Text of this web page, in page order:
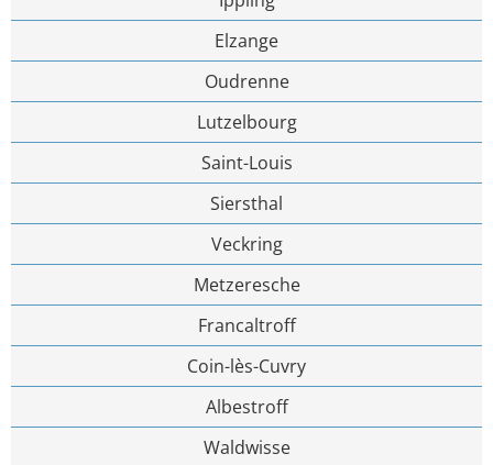
Elzange
Oudrenne
Lutzelbourg
Saint-Louis
Siersthal
Veckring
Metzeresche
Francaltroff
Coin-lès-Cuvry
Albestroff
Waldwisse